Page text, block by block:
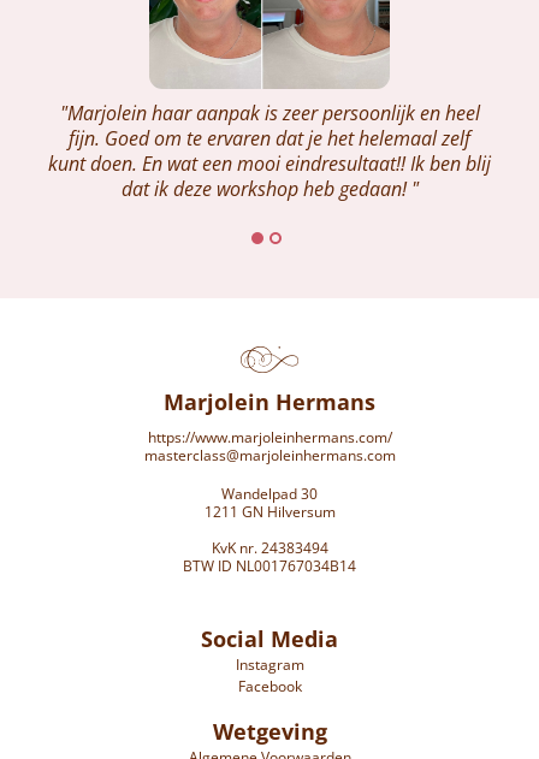
"Marjolein haar aanpak is zeer persoonlijk en heel
fijn. Goed om te ervaren dat je het helemaal zelf
kunt doen. En wat een mooi eindresultaat!! Ik ben blij
dat ik deze workshop heb gedaan! "
Marjolein Hermans
https://www.marjoleinhermans.com/
masterclass@marjoleinhermans.com
Wandelpad 30
1211 GN Hilversum
KvK nr. 24383494
BTW ID NL001767034B14
Social Media
Instagram
Facebook
Wetgeving